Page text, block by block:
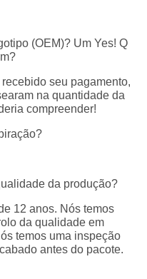
(OEM)? Um Yes! Q
seu pagamento,
na quantidade da
compreender!
da produção?
12 anos. Nós temos
da qualidade em
temos uma inspeção
antes do pacote.